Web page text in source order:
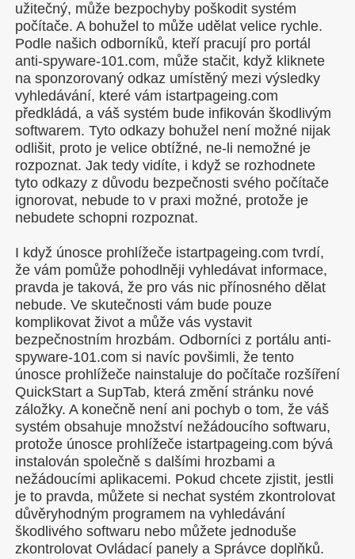
užitečný, může bezpochyby poškodit systém
počítače. A bohužel to může udělat velice rychle.
Podle našich odborníků, kteří pracují pro portál
anti-spyware-101.com, může stačit, když kliknete
na sponzorovaný odkaz umístěný mezi výsledky
vyhledávání, které vám istartpageing.com
předkládá, a váš systém bude infikován škodlivým
softwarem. Tyto odkazy bohužel není možné nijak
odlišit, proto je velice obtížné, ne-li nemožné je
rozpoznat. Jak tedy vidíte, i když se rozhodnete
tyto odkazy z důvodu bezpečnosti svého počítače
ignorovat, nebude to v praxi možné, protože je
nebudete schopni rozpoznat.
I když únosce prohlížeče istartpageing.com tvrdí,
že vám pomůže pohodlněji vyhledávat informace,
pravda je taková, že pro vás nic přínosného dělat
nebude. Ve skutečnosti vám bude pouze
komplikovat život a může vás vystavit
bezpečnostním hrozbám. Odborníci z portálu anti-
spyware-101.com si navíc povšimli, že tento
únosce prohlížeče nainstaluje do počítače rozšíření
QuickStart a SupTab, která změní stránku nové
záložky. A konečně není ani pochyb o tom, že váš
systém obsahuje množství nežádoucího softwaru,
protože únosce prohlížeče istartpageing.com bývá
instalován společně s dalšími hrozbami a
nežádoucími aplikacemi. Pokud chcete zjistit, jestli
je to pravda, můžete si nechat systém zkontrolovat
důvěryhodným programem na vyhledávání
škodlivého softwaru nebo můžete jednoduše
zkontrolovat Ovládací panely a Správce doplňků.